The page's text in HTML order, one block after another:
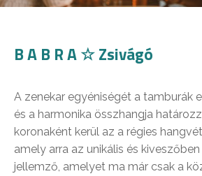
B A B R A ☆ Zsivágó
A zenekar egyéniségét a tamburák
és a harmonika összhangja
koronaként kerül az a régies
amely arra az unikális és
jellemző, amelyet ma már csak a